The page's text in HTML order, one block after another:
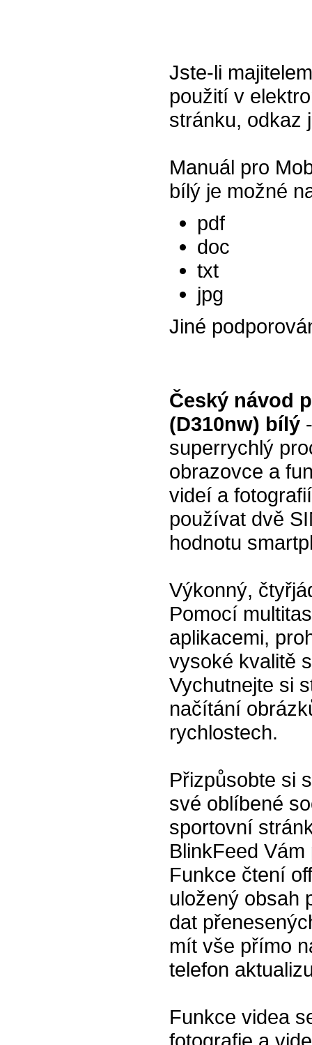
Jste-li
použití v
stránku, odkaz
Manuál pro
bílý je možné
pdf
doc
txt
jpg
Jiné
Český návod
(D310nw) bílý
superrychlý
obrazovce a
videí a
používat dvě
hodnotu
Výkonný,
Pomocí
aplikacemi,
vysoké kvalitě
Vychutnejte si
načítání
rychlostech.
Přizpůsobte si
své oblíbené
sportovní
BlinkFeed
Funkce čtení
uložený obsah
dat
mít vše přímo
telefon
Funkce videa